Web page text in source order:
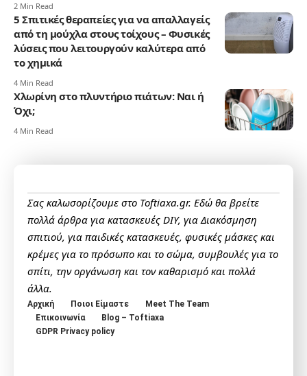
2 Min Read
5 Σπιτικές θεραπείες για να απαλλαγείς
από τη μούχλα στους τοίχους – Φυσικές
λύσεις που λειτουργούν καλύτερα από
το χημικά
4 Min Read
Χλωρίνη στο πλυντήριο πιάτων: Ναι ή
Όχι;
4 Min Read
Σας καλωσορίζουμε στο Toftiaxa.gr. Εδώ θα βρείτε
πολλά άρθρα για κατασκευές DIY, για Διακόσμηση
σπιτιού, για παιδικές κατασκευές, φυσικές μάσκες και
κρέμες για το πρόσωπο και το σώμα, συμβουλές για το
σπίτι, την οργάνωση και τον καθαρισμό και πολλά
άλλα.
Αρχική Ποιοι Είμαστε
Meet The Team
Επικοινωνία
Blog – Toftiaxa
GDPR Privacy policy